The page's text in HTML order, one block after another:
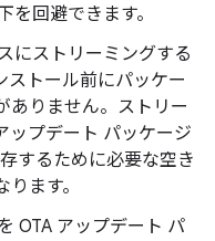
回避できます。
にストリーミングする
ストール前にパッケー
ありません。ストリー
ップデート パッケージ
するために必要な空き
ます。
OTA アップデート パ